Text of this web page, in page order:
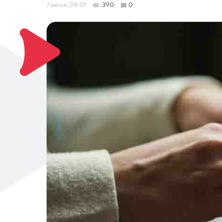
7 июня, 08:01 390 0